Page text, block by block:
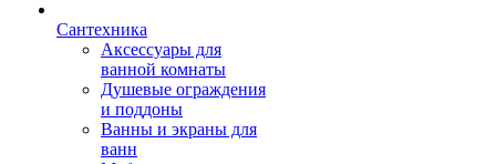
Сантехника
Аксессуары для
ванной комнаты
Душевые ограждения
и поддоны
Ванны и экраны для
ванн